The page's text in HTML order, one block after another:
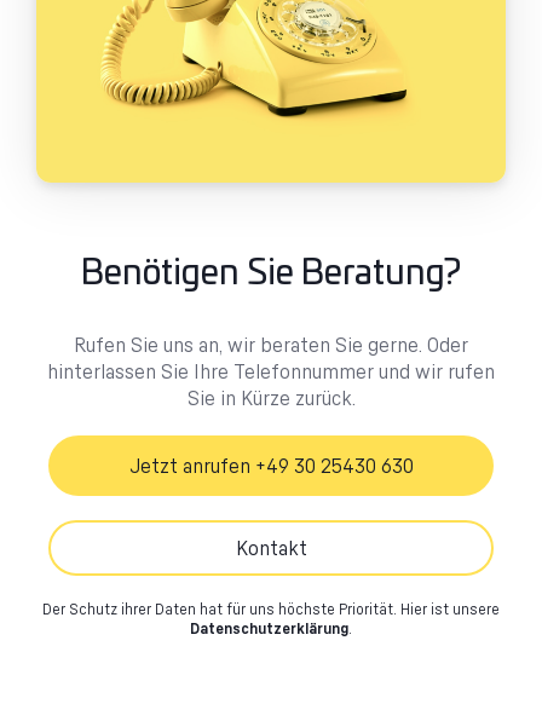
Benötigen Sie Beratung?
Rufen Sie uns an, wir beraten Sie gerne. Oder
hinterlassen Sie Ihre Telefonnummer und wir rufen
Sie in Kürze zurück.
Jetzt anrufen +49 30 25430 630
Kontakt
Der Schutz ihrer Daten hat für uns höchste Priorität. Hier ist unsere
Datenschutzerklärung